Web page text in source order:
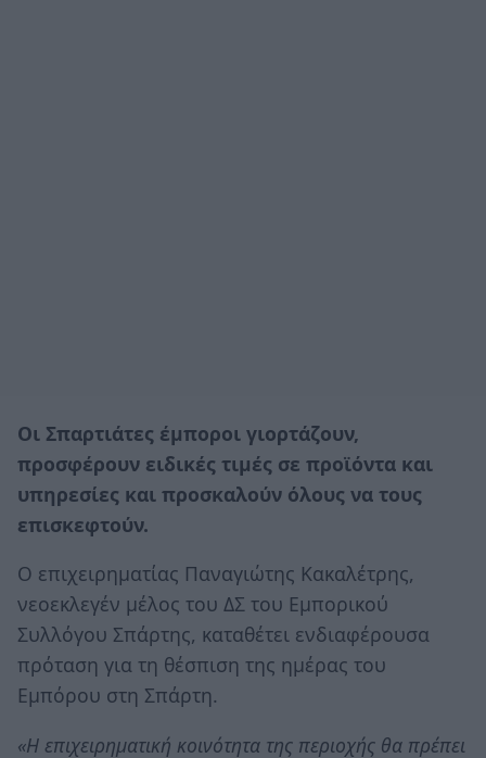
Οι Σπαρτιάτες έμποροι γιορτάζουν,
προσφέρουν ειδικές τιμές σε προϊόντα και
υπηρεσίες και προσκαλούν όλους να τους
επισκεφτούν.
Ο επιχειρηματίας Παναγιώτης Κακαλέτρης,
νεοεκλεγέν μέλος του ΔΣ του Εμπορικού
Συλλόγου Σπάρτης, καταθέτει ενδιαφέρουσα
πρόταση για τη θέσπιση της ημέρας του
Εμπόρου στη Σπάρτη.
«Η επιχειρηματική κοινότητα της περιοχής θα πρέπει